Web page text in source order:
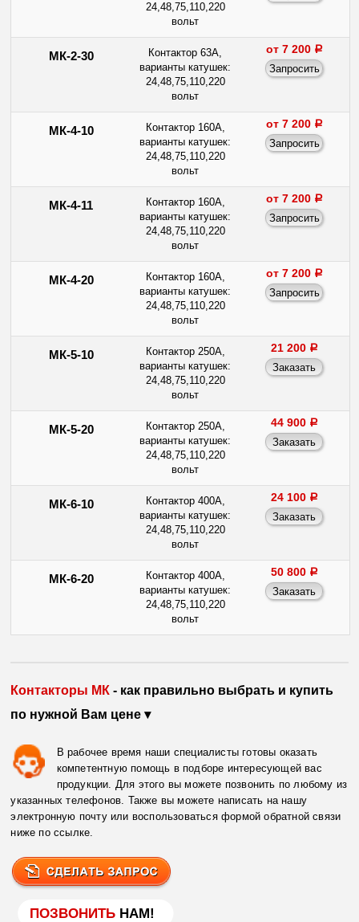
24,48,75,110,220
вольт
МК-2-30
Контактор 63А,
варианты катушек:
24,48,75,110,220
вольт
от 7 200 a
МК-4-10
Контактор 160А,
варианты катушек:
24,48,75,110,220
вольт
от 7 200 a
МК-4-11
Контактор 160А,
варианты катушек:
24,48,75,110,220
вольт
от 7 200 a
МК-4-20
Контактор 160А,
варианты катушек:
24,48,75,110,220
вольт
от 7 200 a
МК-5-10
Контактор 250А,
варианты катушек:
24,48,75,110,220
вольт
21 200 a
МК-5-20
Контактор 250А,
варианты катушек:
24,48,75,110,220
вольт
44 900 a
МК-6-10
Контактор 400А,
варианты катушек:
24,48,75,110,220
вольт
24 100 a
МК-6-20
Контактор 400А,
варианты катушек:
24,48,75,110,220
вольт
50 800 a
Контакторы МК - как правильно выбрать и купить
по нужной Вам цене ▾
В рабочее время наши специалисты готовы оказать
компетентную помощь в подборе интересующей вас
продукции. Для этого вы можете позвонить по любому из
указанных телефонов. Также вы можете написать на нашу
электронную почту или воспользоваться формой обратной связи
ниже по ссылке.
ПОЗВОНИТЬ НАМ!